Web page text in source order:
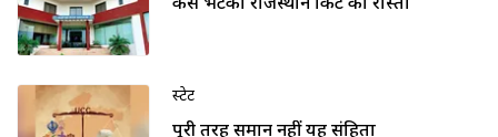
कैसे भटका राजस्थान क्रिकेट का रास्ता
स्टेट
पूरी तरह समान नहीं यह संहिता